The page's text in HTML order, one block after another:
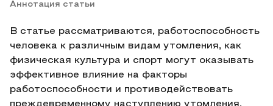
Аннотация статьи
В статье рассматриваются, работоспособность
человека к различным видам утомления, как
физическая культура и спорт могут оказывать
эффективное влияние на факторы
работоспособности и противодействовать
преждевременному наступлению утомления.